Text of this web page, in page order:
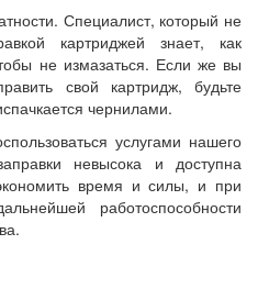
Специалист, который не
картриджей знает, как
не измазаться. Если же вы
свой картридж, будьте
чернилами.
услугами нашего
невысока и доступна
время и силы, и при
работоспособности